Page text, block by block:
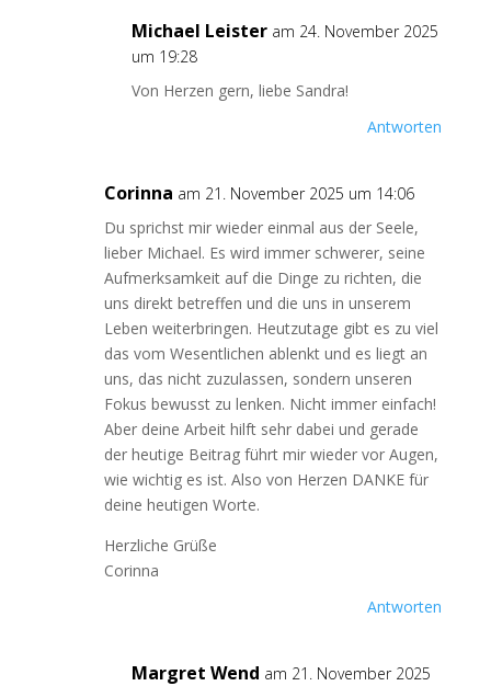
Michael Leister am 24. November 2025
um 19:28
Von Herzen gern, liebe Sandra!
Antworten
Corinna am 21. November 2025 um 14:06
Du sprichst mir wieder einmal aus der Seele,
lieber Michael. Es wird immer schwerer, seine
Aufmerksamkeit auf die Dinge zu richten, die
uns direkt betreffen und die uns in unserem
Leben weiterbringen. Heutzutage gibt es zu viel
das vom Wesentlichen ablenkt und es liegt an
uns, das nicht zuzulassen, sondern unseren
Fokus bewusst zu lenken. Nicht immer einfach!
Aber deine Arbeit hilft sehr dabei und gerade
der heutige Beitrag führt mir wieder vor Augen,
wie wichtig es ist. Also von Herzen DANKE für
deine heutigen Worte.
Herzliche Grüße
Corinna
Antworten
Margret Wend am 21. November 2025